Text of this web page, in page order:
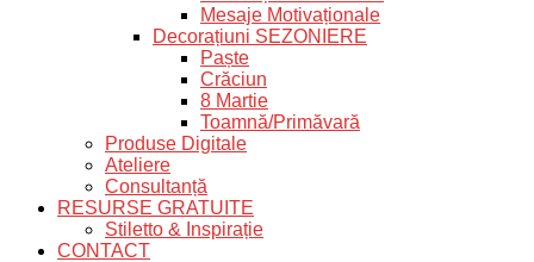
Mesaje Motivaționale
Decorațiuni SEZONIERE
Paște
Crăciun
8 Martie
Toamnă/Primăvară
Produse Digitale
Ateliere
Consultanță
RESURSE GRATUITE
Stiletto & Inspirație
CONTACT